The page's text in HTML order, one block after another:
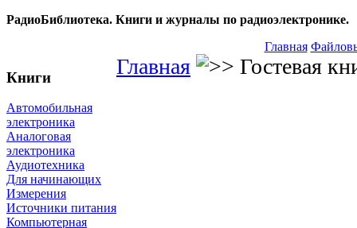
РадиоБиблиотека. Книги и журналы по радиоэлектронике.
Главная
Книги
Автомобильная
электроника
Аналоговая
электроника
Аудиотехника
Для начинающих
Измерения
Источники питания
Компьютерная
Главная Гостевая